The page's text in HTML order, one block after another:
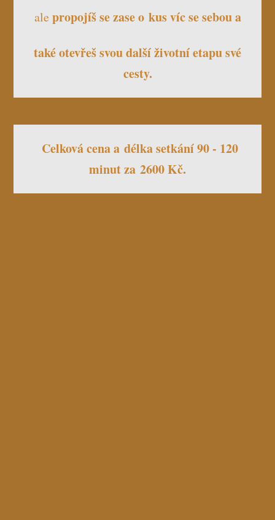
ale propojíš se zase o kus víc se sebou a
také otevřeš svou další životní etapu své
cesty.
Celková cena a délka setkání 90 - 120
minut za 2600 Kč.